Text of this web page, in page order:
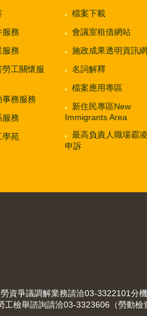
服務
服務
勞工關懷服
事務服務
服務
學苑
檔案下載
會議室租借網站
施政成果透明資訊網
名詞解釋
檔案應用專區
新住民專區New
Immigrants Area
最高負責人職場霸凌
申訴
資爭議調解業務請洽03-3322101分
檢舉諮詢請洽03-3323606（勞動檢